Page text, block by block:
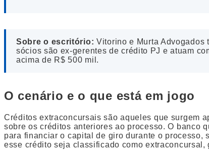
Sobre o escritório: Vitorino e Murta Advogados
sócios são ex-gerentes de crédito PJ e atuam
acima de R$ 500 mil.
O cenário e o que está em jogo
Créditos extraconcursais são aqueles que surgem
sobre os créditos anteriores ao processo. O banco
para financiar o capital de giro durante o
esse crédito seja classificado como